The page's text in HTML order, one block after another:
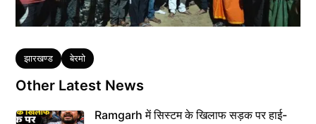
Tags
झारखण्ड बेरमो
Other Latest News
Ramgarh में सिस्टम के खिलाफ सड़क पर हाई-